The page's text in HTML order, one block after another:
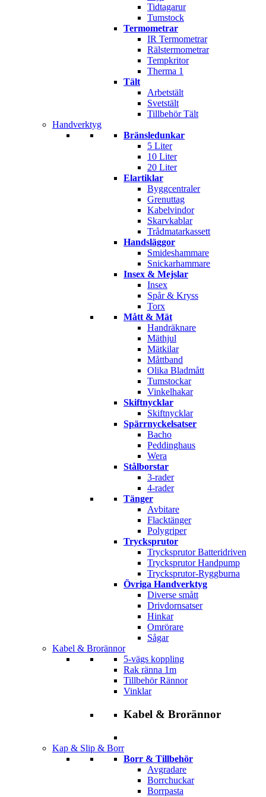
Tidtagarur
Tumstock
Termometrar
IR Termometrar
Rälstermometrar
Tempkritor
Therma 1
Tält
Arbetstält
Svetstält
Tillbehör Tält
Handverktyg
Bränsledunkar
5 Liter
10 Liter
20 Liter
Elartiklar
Byggcentraler
Grenuttag
Kabelvindor
Skarvkablar
Trådmatarkassett
Handsläggor
Smideshammare
Snickarhammare
Insex & Mejslar
Insex
Spår & Kryss
Torx
Mått & Mät
Handräknare
Mäthjul
Mätkilar
Måttband
Olika Bladmått
Tumstockar
Vinkelhakar
Skiftnycklar
Skiftnycklar
Spärrnyckelsatser
Bacho
Peddinghaus
Wera
Stålborstar
3-rader
4-rader
Tänger
Avbitare
Flacktänger
Polygriper
Trycksprutor
Trycksprutor Batteridriven
Trycksprutor Handpump
Trycksprutor-Ryggburna
Övriga Handverktyg
Diverse smått
Drivdornsatser
Hinkar
Omrörare
Sågar
Kabel & Brorännor
5-vägs koppling
Rak ränna 1m
Tillbehör Rännor
Vinklar
Kabel & Brorännor
Kap & Slip & Borr
Borr & Tillbehör
Avgradare
Borrchuckar
Borrpasta